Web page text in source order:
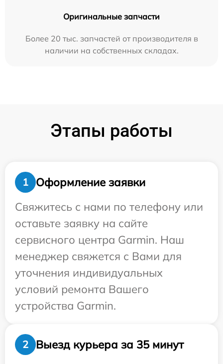
Оригинальные запчасти
Более 20 тыс. запчастей от производителя в
наличии на собственных складах.
Этапы работы
1
Оформление заявки
Свяжитесь с нами по телефону или
оставьте заявку на сайте
сервисного центра Garmin. Наш
менеджер свяжется с Вами для
уточнения индивидуальных
условий ремонта Вашего
устройства Garmin.
2
Выезд курьера за 35 минут